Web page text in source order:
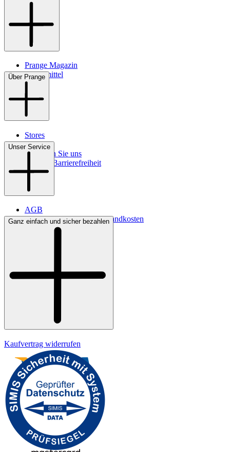
Prange Magazin
Pflegemittel
Über Prange
Stores
Kontakt
So finden Sie uns
Digitale Barrierefreiheit
Unser Service
AGB
Lieferbedingungen & Versandkosten
Bezahlung
Ganz einfach und sicher bezahlen
Kaufvertrag widerrufen